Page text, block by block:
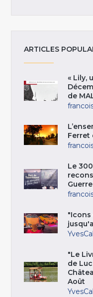
ARTICLES
« Lily,
de
Ferret
Le
"Icons
"Le
de
Août